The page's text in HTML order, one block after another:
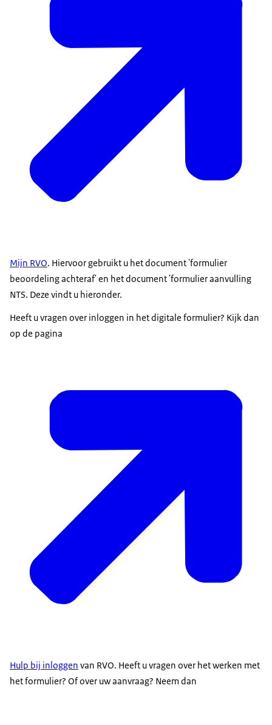
Mijn RVO. Hiervoor gebruikt u het document 'formulier
beoordeling achteraf' en het document 'formulier aanvulling
NTS. Deze vindt u hieronder.
Heeft u vragen over inloggen in het digitale formulier? Kijk dan
op de pagina
Hulp bij inloggen van RVO. Heeft u vragen over het werken met
het formulier? Of over uw aanvraag? Neem dan